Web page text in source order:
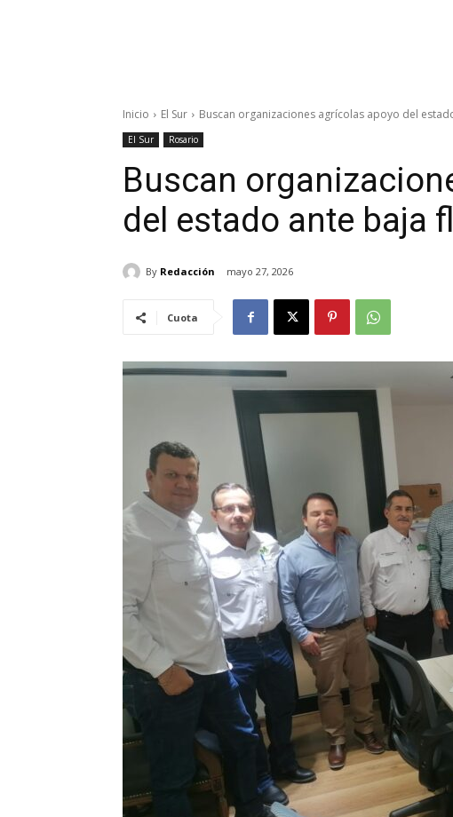
Inicio El Sur Buscan organizaciones agrícolas apoyo del
El Sur Rosario
Buscan
del estado ante baja
By Redacción mayo 27, 2026
Cuota